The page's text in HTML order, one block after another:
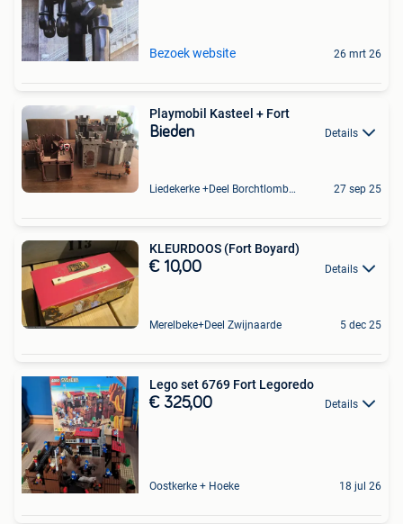
Bezoek website 26 mrt 26
Playmobil Kasteel + Fort
Bieden Details
Liedekerke +Deel Borchtlombeek 27 sep 25
KLEURDOOS (Fort Boyard)
€ 10,00 Details
Merelbeke+Deel Zwijnaarde 5 dec 25
Lego set 6769 Fort Legoredo
€ 325,00 Details
Oostkerke + Hoeke 18 jul 26